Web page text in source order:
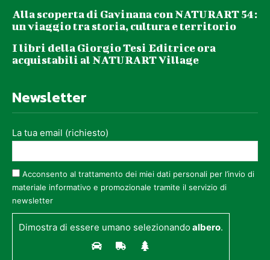
Alla scoperta di Gavinana con NATURART 54:
un viaggio tra storia, cultura e territorio
I libri della Giorgio Tesi Editrice ora
acquistabili al NATURART Village
Newsletter
La tua email (richiesto)
Acconsento al trattamento dei miei dati personali per l’invio di
materiale informativo e promozionale tramite il servizio di
newsletter
Dimostra di essere umano selezionandoalbero.